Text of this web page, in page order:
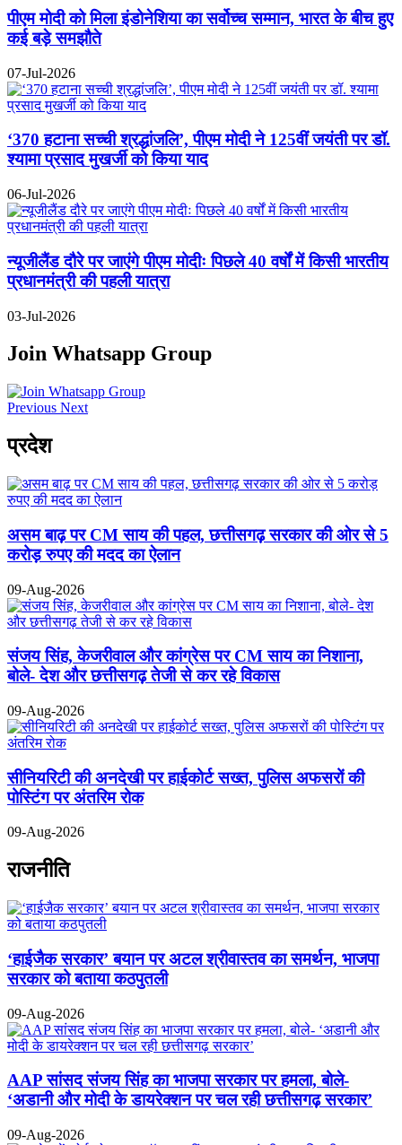
पीएम मोदी को मिला इंडोनेशिया का सर्वोच्च सम्मान, भारत के बीच हुए
कई बड़े समझौते
07-Jul-2026
‘370 हटाना सच्ची श्रद्धांजलि’, पीएम मोदी ने 125वीं जयंती पर डॉ.
श्यामा प्रसाद मुखर्जी को किया याद
06-Jul-2026
न्यूजीलैंड दौरे पर जाएंगे पीएम मोदीः पिछले 40 वर्षों में किसी भारतीय
प्रधानमंत्री की पहली यात्रा
03-Jul-2026
Join Whatsapp Group
Previous Next
प्रदेश
असम बाढ़ पर CM साय की पहल, छत्तीसगढ़ सरकार की ओर से 5
करोड़ रुपए की मदद का ऐलान
09-Aug-2026
संजय सिंह, केजरीवाल और कांग्रेस पर CM साय का निशाना,
बोले- देश और छत्तीसगढ़ तेजी से कर रहे विकास
09-Aug-2026
सीनियरिटी की अनदेखी पर हाईकोर्ट सख्त, पुलिस अफसरों की
पोस्टिंग पर अंतरिम रोक
09-Aug-2026
राजनीति
‘हाईजैक सरकार’ बयान पर अटल श्रीवास्तव का समर्थन, भाजपा
सरकार को बताया कठपुतली
09-Aug-2026
AAP सांसद संजय सिंह का भाजपा सरकार पर हमला, बोले-
‘अडानी और मोदी के डायरेक्शन पर चल रही छत्तीसगढ़ सरकार’
09-Aug-2026